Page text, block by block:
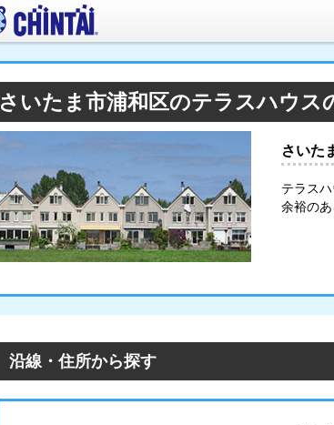
さいたま市浦和区のテラスハウス
さいた
テラス
余裕の
沿線・住所から探す